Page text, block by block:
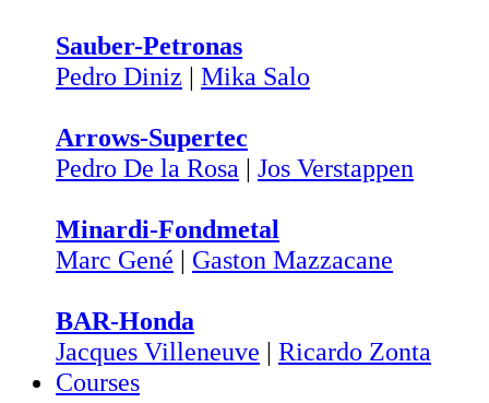
Sauber-Petronas
Pedro Diniz | Mika Salo
Arrows-Supertec
Pedro De la Rosa | Jos Verstappen
Minardi-Fondmetal
Marc Gené | Gaston Mazzacane
BAR-Honda
Jacques Villeneuve | Ricardo Zonta
Courses